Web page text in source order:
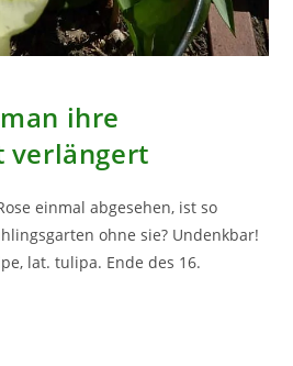
ihre
verlängert
einmal abgesehen, ist so
ohne sie? Undenkbar!
lat. tulipa. Ende des 16.